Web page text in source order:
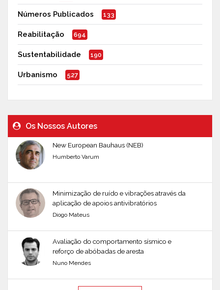
Números Publicados 133
Reabilitação 694
Sustentabilidade 190
Urbanismo 527
Os Nossos Autores
New European Bauhaus (NEB)
Humberto Varum
Minimização de ruído e vibrações através da
aplicação de apoios antivibratórios
Diogo Mateus
Avaliação do comportamento sísmico e
reforço de abóbadas de aresta
Nuno Mendes